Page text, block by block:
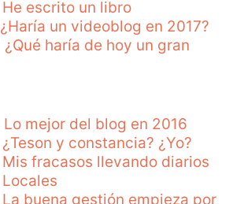
He escrito un libro
¿Haría un videoblog en 2017?
¿Qué haría de hoy un gran
Lo mejor del blog en 2016
¿Teson y constancia? ¿Yo?
Mis fracasos llevando diarios
Locales
La buena gestión empieza por